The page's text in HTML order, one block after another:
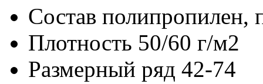
Состав полипропилен,
Плотность 50/60 г/м2
Размерный ряд 42-74